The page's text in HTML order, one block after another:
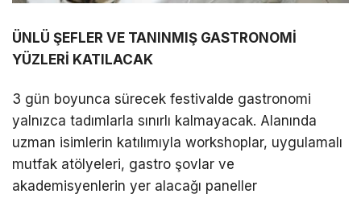
ÜNLÜ ŞEFLER VE TANINMIŞ GASTRONOMİ
YÜZLERİ KATILACAK
3 gün boyunca sürecek festivalde gastronomi
yalnızca tadımlarla sınırlı kalmayacak. Alanında
uzman isimlerin katılımıyla workshoplar, uygulamalı
mutfak atölyeleri, gastro şovlar ve
akademisyenlerin yer alacağı paneller